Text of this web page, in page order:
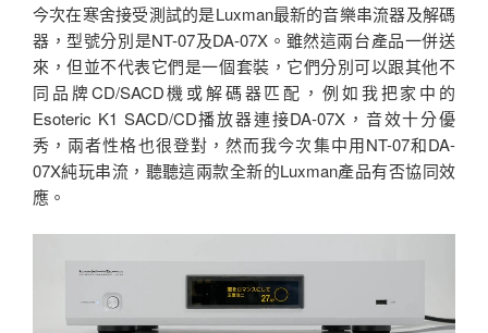
今次在寒舍接受測試的是Luxman最新的音樂串流器及解碼
器，型號分別是NT-07及DA-07X。雖然這兩台產品一併送
來，但並不代表它們是一個套裝，它們分別可以跟其他不
同品牌CD/SACD機或解碼器匹配，例如我把家中的
Esoteric K1 SACD/CD播放器連接DA-07X，音效十分優
秀，兩者性格也很登對，然而我今次集中用NT-07和DA-
07X純玩串流，聽聽這兩款全新的Luxman產品有否協同效
應。